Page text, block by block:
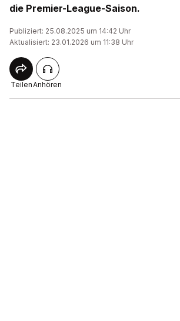
die Premier-League-Saison.
Publiziert: 25.08.2025 um 14:42 Uhr
Aktualisiert: 23.01.2026 um 11:38 Uhr
TeilenAnhören